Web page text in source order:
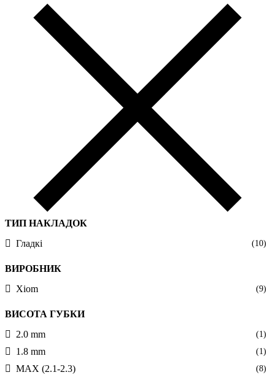
ТИП НАКЛАДОК
Гладкі
(10)
ВИРОБНИК
Xiom
(9)
ВИСОТА ГУБКИ
2.0 mm
(1)
1.8 mm (1)
MAX (2.1-2.3) (8)